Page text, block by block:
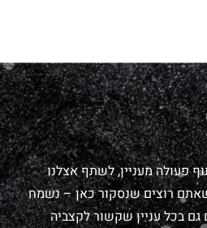
פעולה מעניין, לשתף אצלנו
רוצים שנסקור כאן – נשמח
גם בכל עניין שקשור לקצביה